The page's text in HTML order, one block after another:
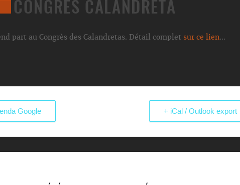
CONGRÈS CALANDRETA
part au Congrès des Calandretas. Détail complet sur ce lien…
Google + iCal / Outlook export